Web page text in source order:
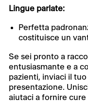
Lingue parlate:
Perfetta
costituisce un
Se sei pronto a
entusiasmante e a
pazienti, inviaci il
presentazione.
aiutaci a fornire